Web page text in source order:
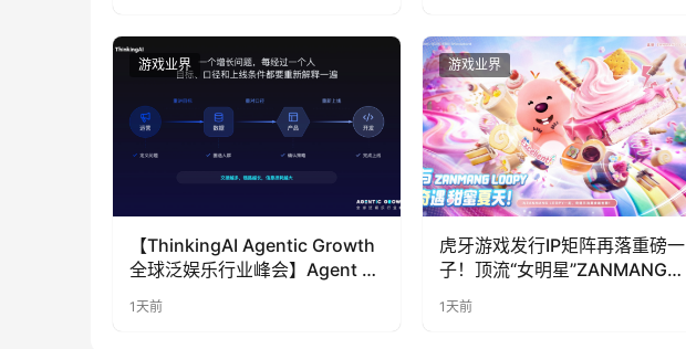
游戏业界
【ThinkingAI Agentic Growth
全球泛娱乐行业峰会】Agent 时
1天前
游戏业界
虎牙游戏发行IP矩阵再落重磅一
子！顶流“女明星”ZANMANG
奇遇》惊喜曝光
1天前